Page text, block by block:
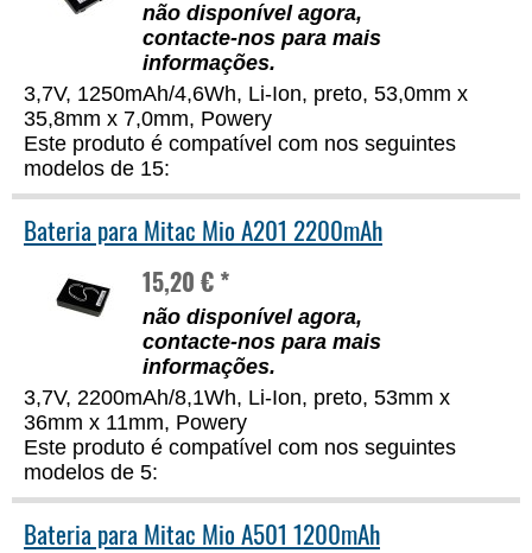
não disponível agora,
contacte-nos para mais
informações.
3,7V, 1250mAh/4,6Wh, Li-Ion, preto, 53,0mm x
35,8mm x 7,0mm, Powery
Este produto é compatível com nos seguintes
modelos de 15:
Bateria para Mitac Mio A201 2200mAh
15,20 € *
não disponível agora,
contacte-nos para mais
informações.
3,7V, 2200mAh/8,1Wh, Li-Ion, preto, 53mm x
36mm x 11mm, Powery
Este produto é compatível com nos seguintes
modelos de 5:
Bateria para Mitac Mio A501 1200mAh